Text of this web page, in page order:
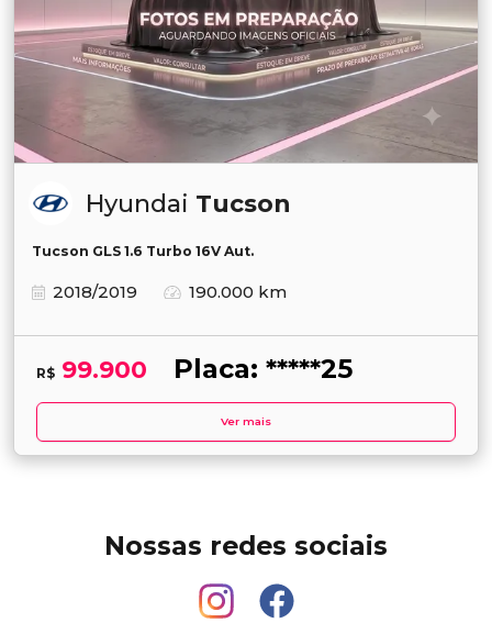
Hyundai Tucson
Tucson GLS 1.6 Turbo 16V Aut.
2018/2019 190.000 km
R$ 99.900 Placa: *****25
Ver mais
Nossas redes sociais